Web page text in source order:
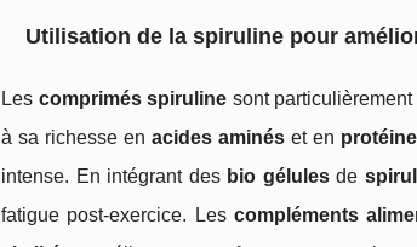
Utilisation de la spiruline pour
Les comprimés spiruline sont
à sa richesse en acides aminés et en
intense. En intégrant des bio gélulesde
fatigue post-exercice. Les compléments